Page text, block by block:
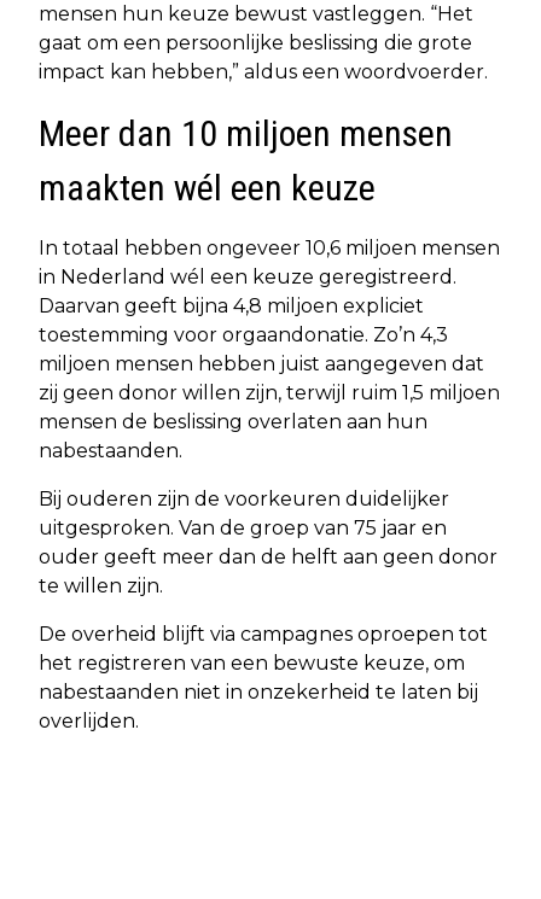
mensen hun keuze bewust vastleggen. “Het
gaat om een persoonlijke beslissing die grote
impact kan hebben,” aldus een woordvoerder.
Meer dan 10 miljoen mensen
maakten wél een keuze
In totaal hebben ongeveer 10,6 miljoen mensen
in Nederland wél een keuze geregistreerd.
Daarvan geeft bijna 4,8 miljoen expliciet
toestemming voor orgaandonatie. Zo’n 4,3
miljoen mensen hebben juist aangegeven dat
zij geen donor willen zijn, terwijl ruim 1,5 miljoen
mensen de beslissing overlaten aan hun
nabestaanden.
Bij ouderen zijn de voorkeuren duidelijker
uitgesproken. Van de groep van 75 jaar en
ouder geeft meer dan de helft aan geen donor
te willen zijn.
De overheid blijft via campagnes oproepen tot
het registreren van een bewuste keuze, om
nabestaanden niet in onzekerheid te laten bij
overlijden.